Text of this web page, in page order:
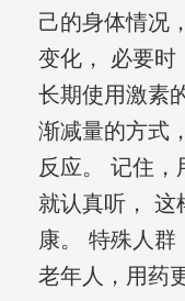
己的身体情况
变化， 必要时
长期使用激素
渐减量的方式
反应。 记住
就认真听， 这
康。 特殊人群
老年人，用药